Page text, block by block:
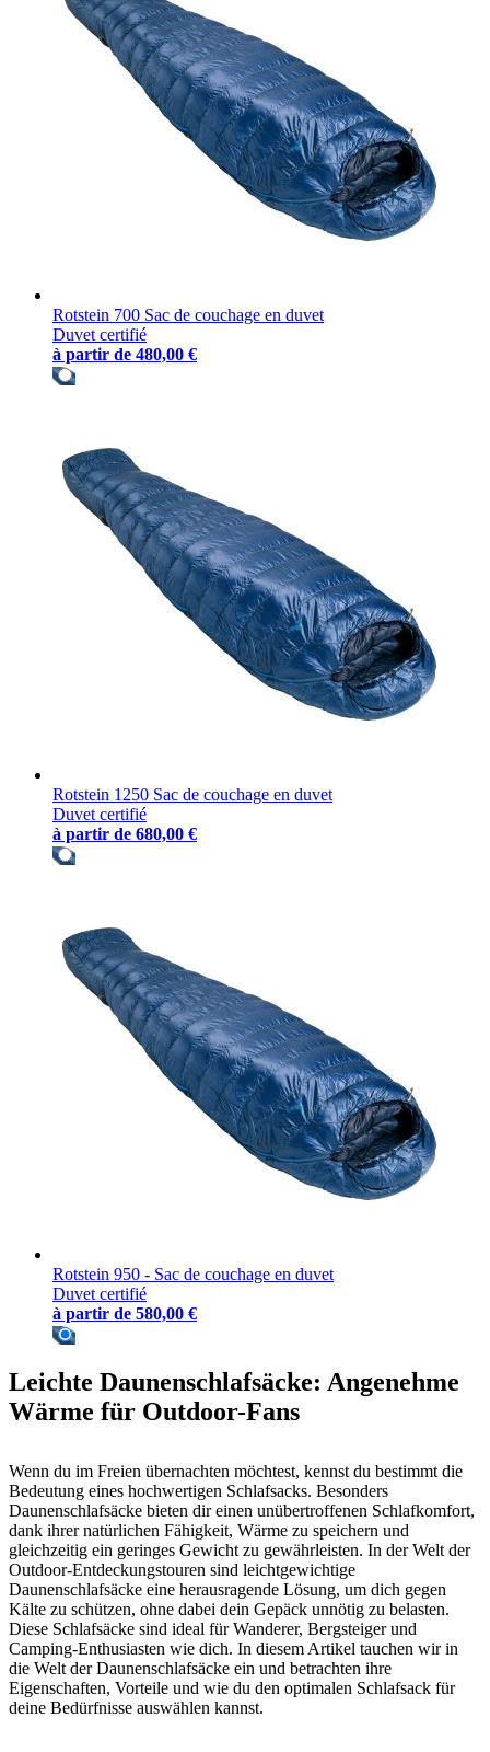
Rotstein 700 Sac de couchage en duvet
Duvet certifié
à partir de 480,00 €
Rotstein 1250 Sac de couchage en duvet
Duvet certifié
à partir de 680,00 €
Rotstein 950 - Sac de couchage en duvet
Duvet certifié
à partir de 580,00 €
Leichte Daunenschlafsäcke: Angenehme
Wärme für Outdoor-Fans
Wenn du im Freien übernachten möchtest, kennst du bestimmt die
Bedeutung eines hochwertigen Schlafsacks. Besonders
Daunenschlafsäcke bieten dir einen unübertroffenen Schlafkomfort,
dank ihrer natürlichen Fähigkeit, Wärme zu speichern und
gleichzeitig ein geringes Gewicht zu gewährleisten. In der Welt der
Outdoor-Entdeckungstouren sind leichtgewichtige
Daunenschlafsäcke eine herausragende Lösung, um dich gegen
Kälte zu schützen, ohne dabei dein Gepäck unnötig zu belasten.
Diese Schlafsäcke sind ideal für Wanderer, Bergsteiger und
Camping-Enthusiasten wie dich. In diesem Artikel tauchen wir in
die Welt der Daunenschlafsäcke ein und betrachten ihre
Eigenschaften, Vorteile und wie du den optimalen Schlafsack für
deine Bedürfnisse auswählen kannst.